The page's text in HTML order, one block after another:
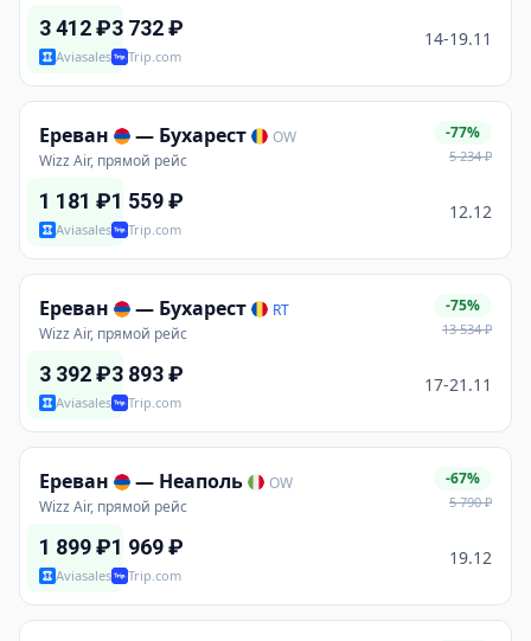
3 412₽
Aviasales
3 732₽
Trip.com
14-19.11
Ереван — Бухарест
OW
Wizz Air, прямой рейс
-77%
5 234₽
1 181 ₽
Aviasales
1 559₽
Trip.com
12.12
Ереван — Бухарест
RT
Wizz Air, прямой рейс
-75%
13 534₽
3 392₽
Aviasales
3 893₽
Trip.com
17-21.11
Ереван — Неаполь
OW
Wizz Air, прямой рейс
-67%
5 790₽
1 899₽
Aviasales
1 969₽
Trip.com
19.12